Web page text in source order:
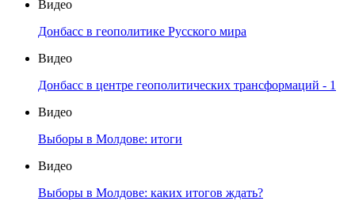
Видео
Донбасс в геополитике Русского мира
Видео
Донбасс в центре геополитических трансформаций - 1
Видео
Выборы в Молдове: итоги
Видео
Выборы в Молдове: каких итогов ждать?